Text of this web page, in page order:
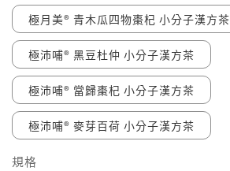
極月美® 青木瓜四物棗杞 小分子漢方茶
極沛哺® 黑豆杜仲 小分子漢方茶
極沛哺® 當歸棗杞 小分子漢方茶
極沛哺® 麥芽百荷 小分子漢方茶
規格